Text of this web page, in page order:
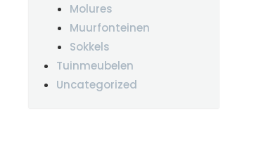
Molures
Muurfonteinen
Sokkels
Tuinmeubelen
Uncategorized